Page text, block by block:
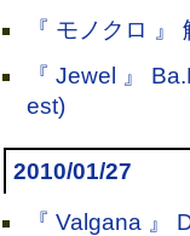
『 モノクロ
『 Jewel 』
est)
2010/01/27
『 Valgana 』